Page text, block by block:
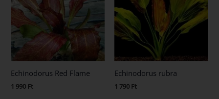
Echinodorus Red Flame
1 990 Ft
Echinodorus rubra
1 790 Ft